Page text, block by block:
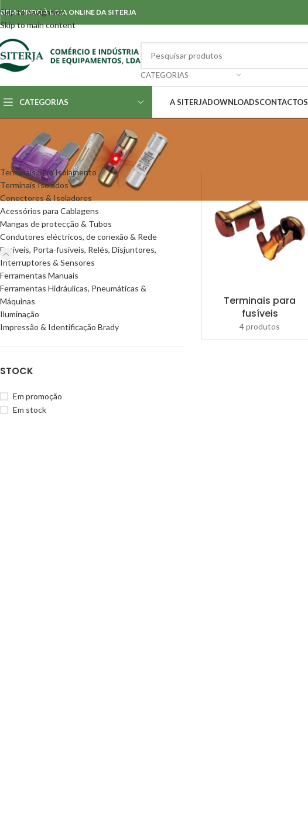
Skip to navigation
Skip to main content
BEM-VINDO À LOJA ONLINE DA SITERJA
CATEGORIAS
CATEGORIAS A SITERJADOWNLOADSCONTACTOS
CATEGORIAS
Terminais Sem Isolamento
Terminais Isolados
Conectores & Isoladores
Acessórios para Cablagens
Mangas de protecção & Tubos
Condutores eléctricos, de conexão & Rede
Fusíveis, Porta-fusíveis, Relés, Disjuntores,
Interruptores & Sensores
Ferramentas Manuais
Ferramentas Hidráulicas, Pneumáticas &
Máquinas
Iluminação
Impressão & Identificação Brady
STOCK
Em promoção
Em stock
Terminais para
fusíveis
4 produtos